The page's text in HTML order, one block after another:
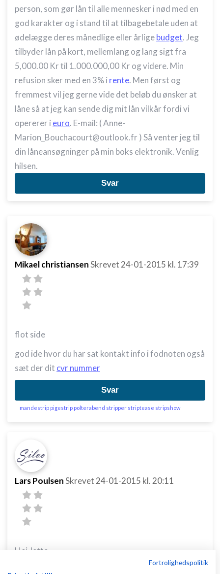
person, som gør lån til alle mennesker i nød med en
god karakter og i stand til at tilbagebetale uden at
ødelægge deres månedlige eller årligebudget. Jeg
tilbyder lån på kort, mellemlang og lang sigt fra
5,000.00 Kr til 1.000.000,00 Kr og videre. Min
refusion sker med en 3% i rente. Men først og
fremmest vil jeg gerne vide det beløb du ønsker at
låne så at jeg kan sende dig mit lån vilkår fordi vi
opererer i euro. E-mail: ( Anne-
Marion_Bouchacourt@outlook.fr ) Så venter jeg til
din låneansøgninger på min boks elektronik. Venlig
hilsen.
Svar
Mikael christiansenSkrevet 24-01-2015 kl. 17:39
flot side
god ide hvor du har sat kontakt info i fodnoten også
sæt der dit cvr nummer
Svar
mandestrip pigestrip polterabend stripper striptease stripshow
Lars PoulsenSkrevet 24-01-2015 kl. 20:11
Hej Jette
Fortrolighedspolitik